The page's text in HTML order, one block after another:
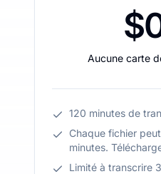
Aucune carte
120 minutes de
Chaque fichier
minutes.
Limité à transcrire